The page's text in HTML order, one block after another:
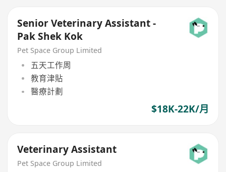
Senior Veterinary Assistant -
Pak Shek Kok
Pet Space Group Limited
五天工作周
教育津貼
醫療計劃
$18K-22K/月
Veterinary Assistant
Pet Space Group Limited